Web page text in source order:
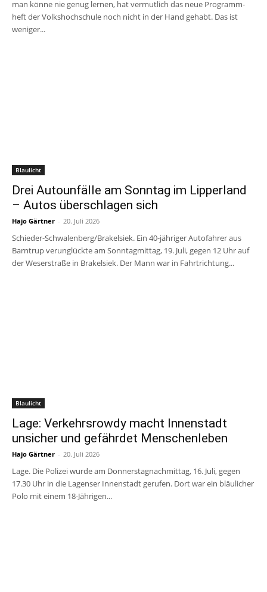
man könne nie genug lernen, hat vermutlich das neue Programm­
heft der Volkshochschule noch nicht in der Hand gehabt. Das ist
weniger...
Blaulicht
Drei Autounfälle am Sonntag im Lipperland
– Autos überschlagen sich
Hajo Gärtner - 20. Juli 2026
Schieder-Schwalenberg/Brakelsiek. Ein 40-jähriger Autofahrer aus
Barntrup verunglückte am Sonntagmittag, 19. Juli, gegen 12 Uhr auf
der Weserstraße in Brakelsiek. Der Mann war in Fahrtrichtung...
Blaulicht
Lage: Verkehrsrowdy macht Innenstadt
unsicher und gefährdet Menschenleben
Hajo Gärtner - 20. Juli 2026
Lage. Die Polizei wurde am Donnerstagnachmittag, 16. Juli, gegen
17.30 Uhr in die Lagenser Innenstadt gerufen. Dort war ein bläulicher
Polo mit einem 18-Jährigen...